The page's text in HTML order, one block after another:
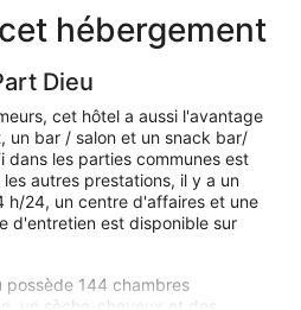
hébergement
Dieu
cet hôtel a aussi l'avantage
un bar / salon et un snack bar/
dans les parties communes est
autres prestations, il y a un
h/24, un centre d'affaires et une
d'entretien est disponible sur
possède 144 chambres
un sèche-cheveux et des